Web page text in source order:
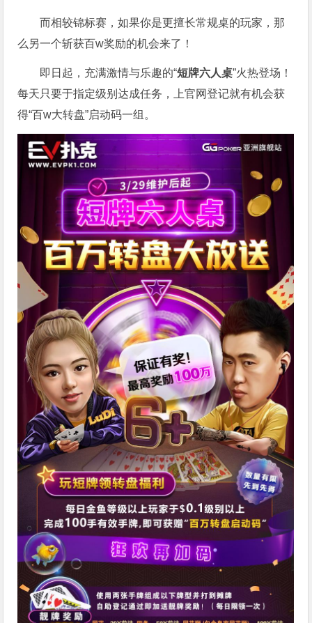
而相较锦标赛，如果你是更擅长常规桌的玩家，那
么另一个斩获百w奖励的机会来了！
即日起，充满激情与乐趣的“短牌六人桌”火热登场！
每天只要于指定级别达成任务，上官网登记就有机会获
得“百w大转盘”启动码一组。